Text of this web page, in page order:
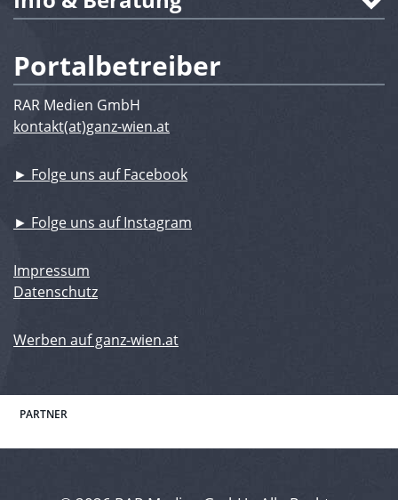
Portalbetreiber
RAR Medien GmbH
kontakt(at)ganz-wien.at
► Folge uns auf Facebook
► Folge uns auf Instagram
Impressum
Datenschutz
Werben auf ganz-wien.at
PARTNER